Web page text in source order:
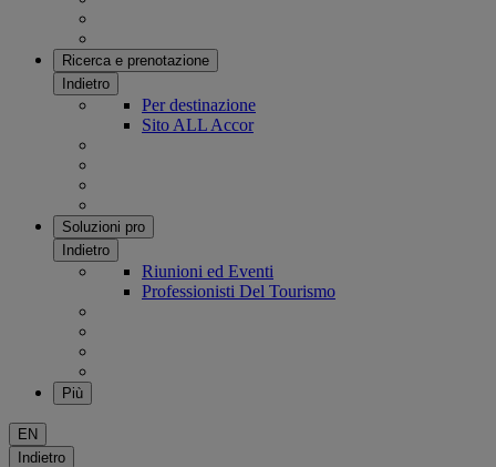
Ricerca e prenotazione
Indietro
Per destinazione
Sito ALL Accor
Soluzioni pro
Indietro
Riunioni ed Eventi
Professionisti Del Tourismo
Più
EN
Indietro